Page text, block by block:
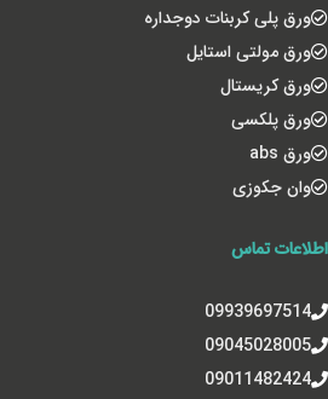
ورق پلی کربنات دوجداره
ورق مولتی استایل
ورق کریستال
ورق پلکسی
ورق abs
وان جکوزی
اطلاعات تماس
09939697514
09045028005
09011482424